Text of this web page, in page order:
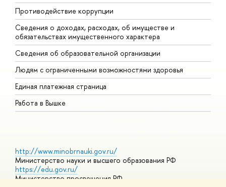
Противодействие коррупции
Сведения о доходах, расходах, об имуществе и
обязательствах имущественного характера
Сведения об образовательной организации
Людям с ограниченными возможностями здоровья
Единая платежная страница
Работа в Вышке
http://www.minobrnauki.gov.ru/
Министерство науки и высшего образования РФ
https://edu.gov.ru/
Министерство просвещения РФ